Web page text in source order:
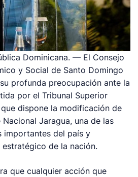
Dominicana. — El Consejo
y Social de Santo Domingo
profunda preocupación ante la
por el Tribunal Superior
dispone la modificación de
Jaragua, una de las
importantes del país y
de la nación.
que cualquier acción que